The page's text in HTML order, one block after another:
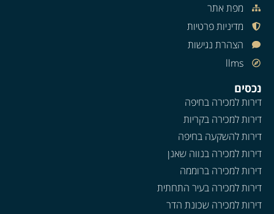
מפת אתר
מדיניות פרטיות
הצהרת נגישות
llms
נכסים
דירות למכירה בחיפה
דירות למכירה בקריות
דירות להשקעה בחיפה
דירות למכירה בנווה שאנן
דירות למכירה ברוממה
דירות למכירה בעיר התחתית
דירות למכירה שכונת הדר